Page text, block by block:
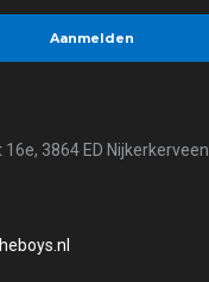
3864 ED Nijkerkerveen